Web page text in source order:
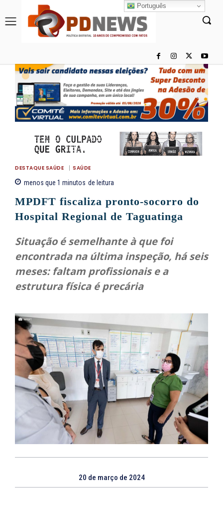
DESTAQUE SAÚDE SAÚDE
menos que 1 minutos de leitura
MPDFT fiscaliza pronto-socorro do
Hospital Regional de Taguatinga
Situação é semelhante à que foi
encontrada na última inspeção, há seis
meses: faltam profissionais e a
estrutura física é precária
20 de março de 2024
Português